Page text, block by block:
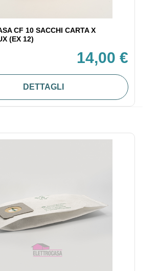
CF 10 SACCHI CARTA X
(EX 12)
14,00 €
DETTAGLI